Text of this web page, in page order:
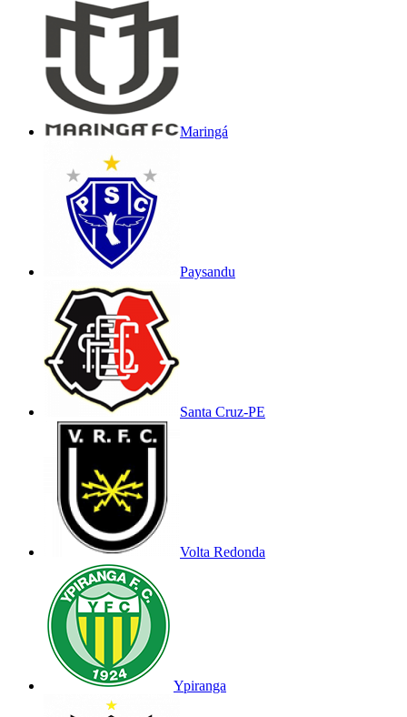
Maringá
Paysandu
Santa Cruz-PE
Volta Redonda
Ypiranga